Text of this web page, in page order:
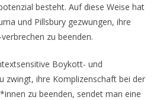
besteht. Auf diese Weise hat
und Pillsbury gezwungen, ihre
zu beenden.
Boykott- und
zwingt, ihre Komplizenschaft bei der
zu beenden, sendet man eine